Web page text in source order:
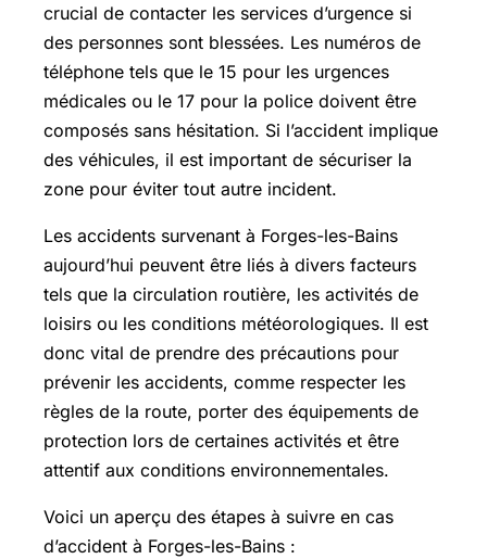
crucial de contacter les services d’urgence si
des personnes sont blessées. Les numéros de
téléphone tels que le 15 pour les urgences
médicales ou le 17 pour la police doivent être
composés sans hésitation. Si l’accident implique
des véhicules, il est important de sécuriser la
zone pour éviter tout autre incident.
Les accidents survenant à Forges-les-Bains
aujourd’hui peuvent être liés à divers facteurs
tels que la circulation routière, les activités de
loisirs ou les conditions météorologiques. Il est
donc vital de prendre des précautions pour
prévenir les accidents, comme respecter les
règles de la route, porter des équipements de
protection lors de certaines activités et être
attentif aux conditions environnementales.
Voici un aperçu des étapes à suivre en cas
d’accident à Forges-les-Bains :